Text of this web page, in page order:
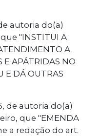
autoria do(a)
"INSTITUI A
A
E APÁTRIDAS NO
E DÁ OUTRAS
de autoria do(a)
que "EMENDA
a redação do art.